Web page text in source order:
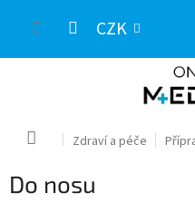
CZK
Domů Zdraví a péče
Do nosu